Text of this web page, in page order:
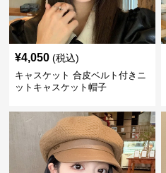
¥4,050 (税込)
キャスケット 合皮ベルト付きニ
ットキャスケット帽子